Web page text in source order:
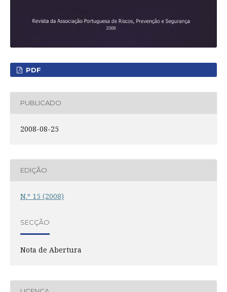
PDF
PUBLICADO
2008-08-25
EDIÇÃO
N.º 15 (2008)
SECÇÃO
Nota de Abertura